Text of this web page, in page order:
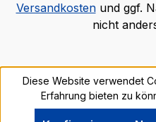
Versandkostenund ggf.
nicht
Diese Website verwendet
Erfahrung bieten zu